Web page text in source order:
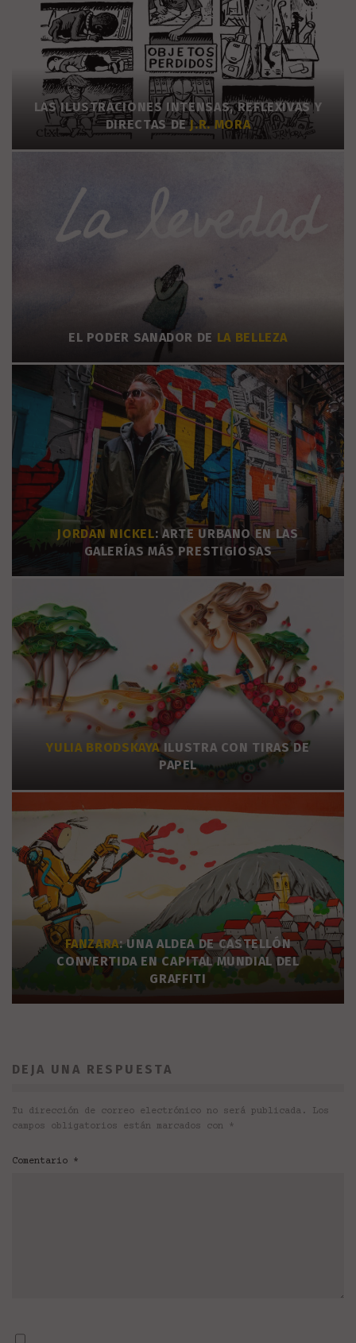
LAS ILUSTRACIONES INTENSAS, REFLEXIVAS Y
DIRECTAS DEJ.R. MORA
EL PODER SANADOR DE LA BELLEZA
JORDAN NICKEL: ARTE URBANO EN LAS
GALERÍAS MÁS PRESTIGIOSAS
YULIA BRODSKAYA ILUSTRA CON TIRAS DE
PAPEL
FANZARA: UNA ALDEA DE CASTELLÓN
CONVERTIDA EN CAPITAL MUNDIAL DEL
GRAFFITI
DEJA UNA RESPUESTA
Tu dirección de correo electrónico no será publicada.
Los
campos obligatorios están marcados con *
Comentario *